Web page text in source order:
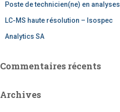
Poste de technicien(ne) en analyses
LC-MS haute résolution – Isospec
Analytics SA
Commentaires récents
Archives